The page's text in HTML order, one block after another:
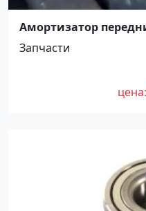
Амортизатор
Новотитаровская, ул.
Запчасти
цена